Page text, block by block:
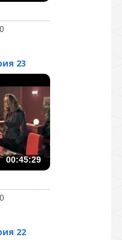
23
00:45:29
22